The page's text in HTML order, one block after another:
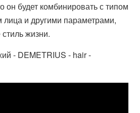
он будет комбинировать с типом
и другими параметрами,
жизни.
- DEMETRIUS - hair -